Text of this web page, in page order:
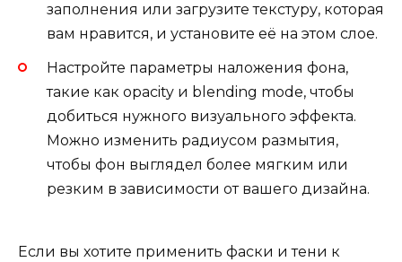
заполнения или загрузите текстуру, которая
вам нравится, и установите её на этом слое.
Настройте параметры наложения фона,
такие как opacity и blending mode, чтобы
добиться нужного визуального эффекта.
Можно изменить радиусом размытия,
чтобы фон выглядел более мягким или
резким в зависимости от вашего дизайна.
Если вы хотите применить фаски и тени к